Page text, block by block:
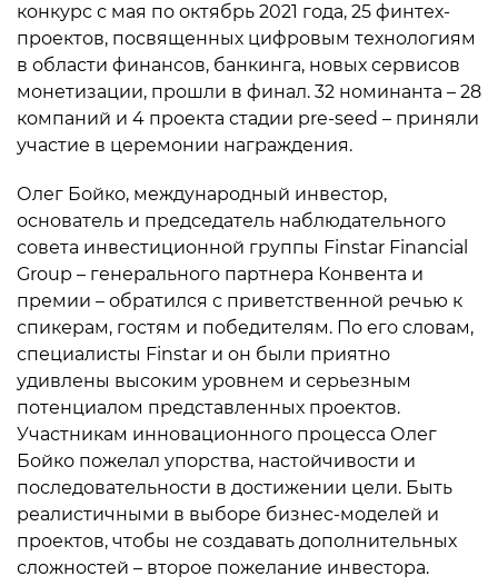
конкурс с мая по октябрь 2021 года, 25 финтех-
проектов, посвященных цифровым технологиям
в области финансов, банкинга, новых сервисов
монетизации, прошли в финал. 32 номинанта – 28
компаний и 4 проекта стадии pre-seed – приняли
участие в церемонии награждения.
Олег Бойко, международный инвестор,
основатель и председатель наблюдательного
совета инвестиционной группы Finstar Financial
Group – генерального партнера Конвента и
премии – обратился с приветственной речью к
спикерам, гостям и победителям. По его словам,
специалисты Finstar и он были приятно
удивлены высоким уровнем и серьезным
потенциалом представленных проектов.
Участникам инновационного процесса Олег
Бойко пожелал упорства, настойчивости и
последовательности в достижении цели. Быть
реалистичными в выборе бизнес-моделей и
проектов, чтобы не создавать дополнительных
сложностей – второе пожелание инвестора.